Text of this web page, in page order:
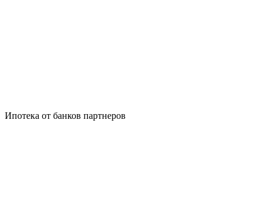
Ипотека от банков партнеров